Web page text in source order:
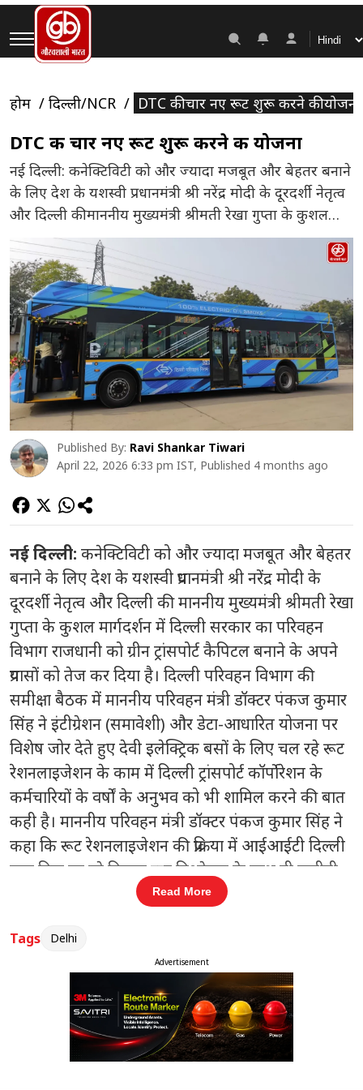
होम दिल्ली/NCR DTC की चार नए रूट शुरू करने की योजना
DTC की चार नए रूट शुरू करने की योजना
नई दिल्ली: कनेक्टिविटी को और ज्यादा मजबूत और बेहतर बनाने
के लिए देश के यशस्वी प्रधानमंत्री श्री नरेंद्र मोदी के दूरदर्शी नेतृत्व
और दिल्ली की माननीय मुख्यमंत्री श्रीमती रेखा गुप्ता के कुशल
मार्गदर्शन में दिल्ली सरकार का परिवहन विभाग राजधानी को ग्रीन
ट्रांसपोर्ट कैपिटल बनाने के अपने प्रयासों को तेज कर दिया है।
दिल्ली परिवहन […]
Published By: Ravi Shankar Tiwari
April 22, 2026 6:33 pm IST, Published 4 months ago
नई दिल्ली: कनेक्टिविटी को और ज्यादा मजबूत और बेहतर
बनाने के लिए देश के यशस्वी प्रधानमंत्री श्री नरेंद्र मोदी के
दूरदर्शी नेतृत्व और दिल्ली की माननीय मुख्यमंत्री श्रीमती रेखा
गुप्ता के कुशल मार्गदर्शन में दिल्ली सरकार का परिवहन
विभाग राजधानी को ग्रीन ट्रांसपोर्ट कैपिटल बनाने के अपने
प्रयासों को तेज कर दिया है। दिल्ली परिवहन विभाग की
समीक्षा बैठक में माननीय परिवहन मंत्री डॉक्टर पंकज कुमार
सिंह ने इंटीग्रेशन (समावेशी) और डेटा-आधारित योजना पर
विशेष जोर देते हुए देवी इलेक्ट्रिक बसों के लिए चल रहे रूट
रेशनलाइजेशन के काम में दिल्ली ट्रांसपोर्ट कॉर्पोरेशन के
कर्मचारियों के वर्षों के अनुभव को भी शामिल करने की बात
कही है। माननीय परिवहन मंत्री डॉक्टर पंकज कुमार सिंह ने
कहा कि रूट रेशनलाइजेशन की प्रक्रिया में आईआईटी दिल्ली
द्वारा किए जा रहे विस्तृत रूट विश्लेषण के साथ ही जमीनी
आकलन को शामिल करना बेहद जरूरी है। दिल्ली ट्रांसपोर्ट
डिपो प्रबंधकों के सुझावों से लास्ट-माइल कनेक्टिविटी को और
ज्यादा मजबूत और बेहतर बनाने के साथ यात्रियों के अनुभव
में सुधार लाया जा सकता है। माननीय मंत्री ने आगे कहा कि
हमारे DTC कर्मचारियों का अनुभव बेहद महत्वपूर्ण है,
जिनकी विशेषज्ञता रूट रेशनलाइजेशन के अध्ययन को और
अधिक बेहतर बनाएगी। इससे अधिक से अधिक यात्री
Read More
Tags Delhi
Advertisement